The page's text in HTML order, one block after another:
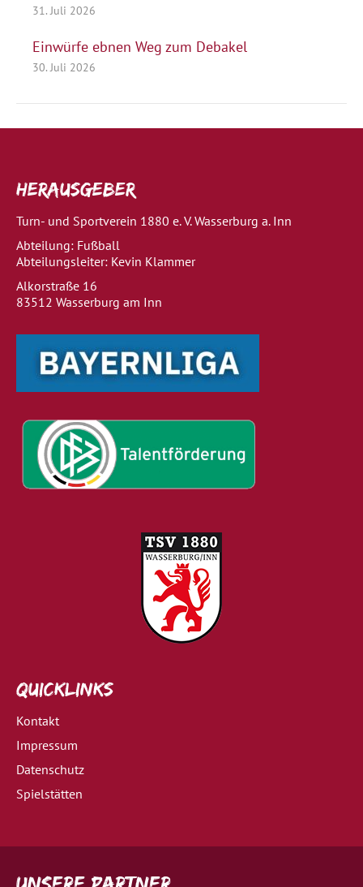
31. Juli 2026
Einwürfe ebnen Weg zum Debakel
30. Juli 2026
Herausgeber
Turn- und Sportverein 1880 e. V. Wasserburg a. Inn
Abteilung: Fußball
Abteilungsleiter: Kevin Klammer
Alkorstraße 16
83512 Wasserburg am Inn
Quicklinks
Kontakt
Impressum
Datenschutz
Spielstätten